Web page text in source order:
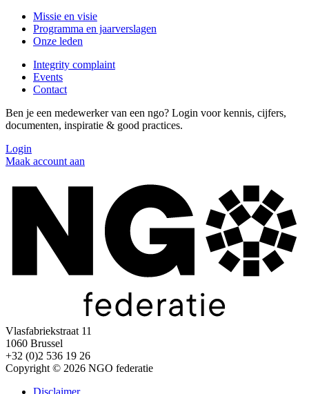
Missie en visie
Programma en jaarverslagen
Onze leden
Integrity complaint
Events
Contact
Ben je een medewerker van een ngo? Login voor kennis, cijfers,
documenten, inspiratie & good practices.
Login
Maak account aan
Vlasfabriekstraat 11
1060 Brussel
+32 (0)2 536 19 26
Copyright © 2026 NGO federatie
Disclaimer